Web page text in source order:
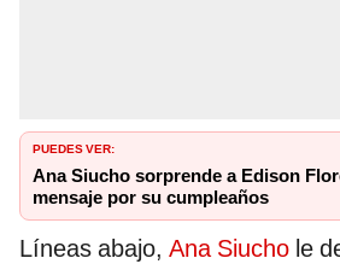
PUEDES VER:
Ana Siucho sorprende a Edison
mensaje por su cumpleaños
Líneas abajo, Ana Siucho le